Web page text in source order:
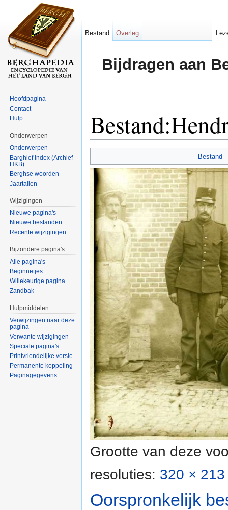
Bijdragen aan
Bestand
Grootte van deze
resoluties: 320 ×
Oorspronkelijk
Bestand Overleg
Hoofdpagina
Contact
Hulp
Onderwerpen
Onderwerpen
Barghief Index (Archief
HKB)
Berghse woorden
Jaartallen
Wijzigingen
Nieuwe pagina's
Nieuwe bestanden
Recente wijzigingen
Bijzondere pagina's
Alle pagina's
Beginnetjes
Willekeurige pagina
Zandbak
Hulpmiddelen
Verwijzingen naar deze
pagina
Verwante wijzigingen
Speciale pagina's
Printvriendelijke versie
Permanente koppeling
Paginagegevens